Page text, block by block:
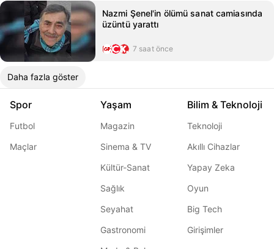
Nazmi Şenel'in ölümü sanat camiasında
üzüntü yarattı
7 saat önce
Daha fazla göster
Spor
Futbol
Maçlar
Yaşam
Magazin
Sinema & TV
Kültür-Sanat
Sağlık
Seyahat
Gastronomi
Bilim & Teknoloji
Teknoloji
Akıllı Cihazlar
Yapay Zeka
Oyun
Big Tech
Girişimler